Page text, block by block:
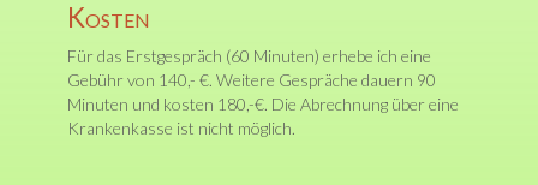
Kosten
Für das Erstgespräch (60 Minuten) erhebe ich eine
Gebühr von 140,- €. Weitere Gespräche dauern 90
Minuten und kosten 180,-€. Die Abrechnung über eine
Krankenkasse ist nicht möglich.